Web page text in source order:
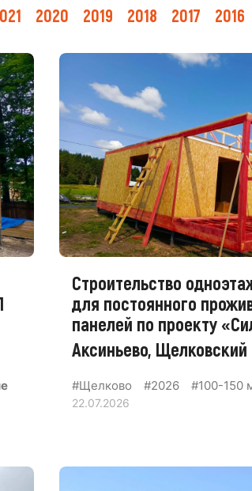
2020 2019 2018 2017 2016
Строительство
для постоянного
панелей по проекту
Аксиньево, Щелковский
#Щелково #2026 #100-150
22.07.2026